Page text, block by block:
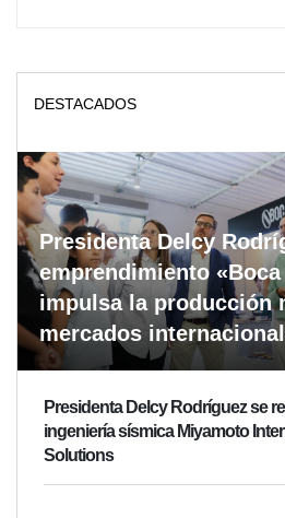
DESTACADOS
Presidenta Delcy
emprendimiento «Boca
impulsa la producción
mercados
Presidenta Delcy Rodríguez se
ingeniería sísmica Miyamoto
Solutions